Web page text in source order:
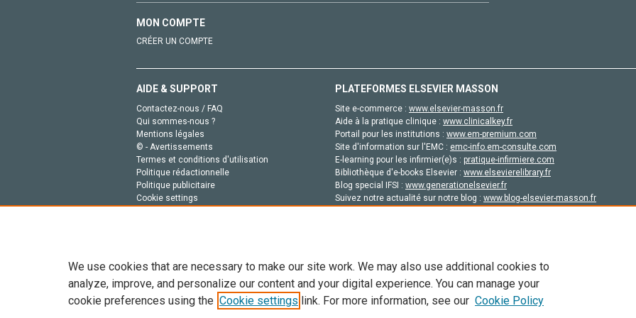
MON COMPTE
CRÉER UN COMPTE
AIDE & SUPPORT
Contactez-nous / FAQ
Qui sommes-nous ?
Mentions légales
© - Avertissements
Termes et conditions d'utilisation
Politique rédactionnelle
Politique publicitaire
Cookie settings
PLATEFORMES ELSEVIER MASSON
Site e-commerce : www.elsevier-masson.fr
Aide à la pratique clinique : www.clinicalkey.fr
Portail pour les institutions : www.em-premium.com
Site d'information sur l'EMC : emc-info.em-consulte.com
E-learning pour les infirmier(e)s : pratique-infirmiere.com
Bibliothèque d'e-books Elsevier : www.elsevierelibrary.fr
Blog special IFSI : www.generationelsevier.fr
Suivez notre actualité sur notre blog : www.blog-elsevier-masson.fr
Tout le contenu de ce site: Copyright © 2026 Elsevier, ses concédants de licence et ses contributeurs. Tout les droits sont réservés,
de données, a la formation en IA et aux technologies similaires. Pour tout contenu en libre accès, les conditions de licence
We use cookies that are necessary to make our site work. We may also use additional cookies to
analyze, improve, and personalize our content and your digital experience. You can manage your
cookie preferences using the Cookie settings link. For more information, see our Cookie Policy